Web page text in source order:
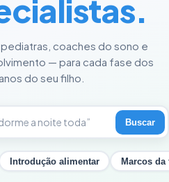
coaches do sono e
— para cada fase dos
do seu filho.
Buscar
Introdução alimentar Marcos da